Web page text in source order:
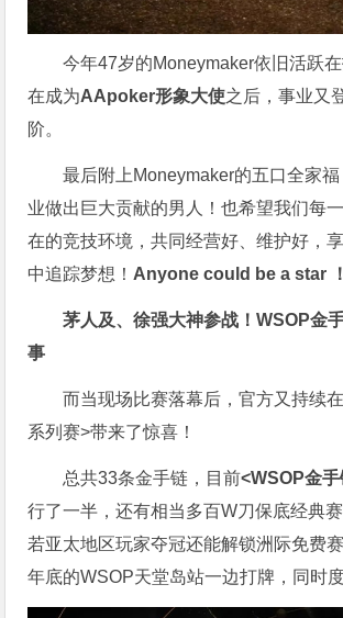
今年47岁的Moneymaker依旧活跃在
在成为AApoker形象大使之后，事业又
阶。
最后附上Moneymaker的五口全家
业做出巨大贡献的男人！也希望我们每
在的竞技环境，共同经营好、维护好，
中追踪梦想！Anyone could be a star ！
茅人及、徐强大神参战！WSOP金
事
而当现场比赛落幕后，官方又持续
系列赛>带来了惊喜！
总共33条金手链，目前<WSOP金
行了一半，还有相当多百W刀保底经典赛
若亚太地区玩家夺冠还能解锁洲际免费
年底的WSOP天堂岛站一边打牌，同时度